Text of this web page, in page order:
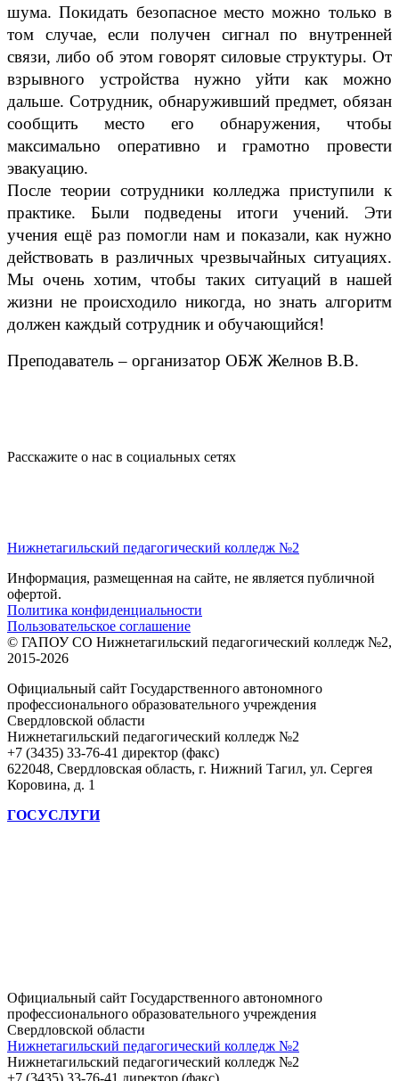
шума. Покидать безопасное место можно только в
том случае, если получен сигнал по внутренней
связи, либо об этом говорят силовые структуры. От
взрывного устройства нужно уйти как можно
дальше. Сотрудник, обнаруживший предмет, обязан
сообщить место его обнаружения, чтобы
максимально оперативно и грамотно провести
эвакуацию.
После теории сотрудники колледжа приступили к
практике. Были подведены итоги учений. Эти
учения ещё раз помогли нам и показали, как нужно
действовать в различных чрезвычайных ситуациях.
Мы очень хотим, чтобы таких ситуаций в нашей
жизни не происходило никогда, но знать алгоритм
должен каждый сотрудник и обучающийся!
Преподаватель – организатор ОБЖ Желнов В.В.
Расскажите о нас в социальных сетях
Нижнетагильский педагогический колледж №2
Информация, размещенная на сайте, не является публичной
офертой.
Политика конфиденциальности
Пользовательское соглашение
© ГАПОУ СО Нижнетагильский педагогический колледж №2,
2015-2026
Официальный сайт Государственного автономного
профессионального образовательного учреждения
Свердловской области
Нижнетагильский педагогический колледж №2
+7 (3435) 33-76-41 директор (факс)
622048, Свердловская область, г. Нижний Тагил, ул. Сергея
Коровина, д. 1
ГОСУСЛУГИ
Официальный сайт Государственного автономного
профессионального образовательного учреждения
Свердловской области
Нижнетагильский педагогический колледж №2
Нижнетагильский педагогический колледж №2
+7 (3435) 33-76-41 директор (факс)